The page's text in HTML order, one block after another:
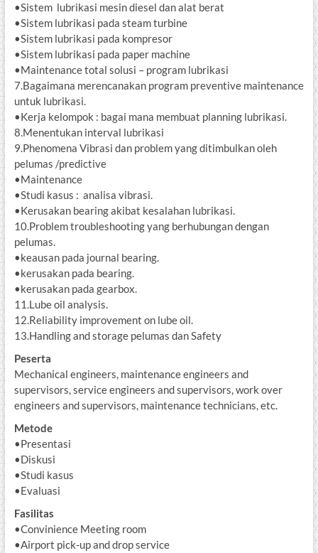
•Sistem lubrikasi mesin diesel dan alat berat
•Sistem lubrikasi pada steam turbine
•Sistem lubrikasi pada kompresor
•Sistem lubrikasi pada paper machine
•Maintenance total solusi – program lubrikasi
7.Bagaimana merencanakan program preventive maintenance
untuk lubrikasi.
•Kerja kelompok : bagai mana membuat planning lubrikasi.
8.Menentukan interval lubrikasi
9.Phenomena Vibrasi dan problem yang ditimbulkan oleh
pelumas /predictive
•Maintenance
•Studi kasus : analisa vibrasi.
•Kerusakan bearing akibat kesalahan lubrikasi.
10.Problem troubleshooting yang berhubungan dengan
pelumas.
•keausan pada journal bearing.
•kerusakan pada bearing.
•kerusakan pada gearbox.
11.Lube oil analysis.
12.Reliability improvement on lube oil.
13.Handling and storage pelumas dan Safety
Peserta
Mechanical engineers, maintenance engineers and
supervisors, service engineers and supervisors, work over
engineers and supervisors, maintenance technicians, etc.
Metode
•Presentasi
•Diskusi
•Studi kasus
•Evaluasi
Fasilitas
•Convinience Meeting room
•Airport pick-up and drop service